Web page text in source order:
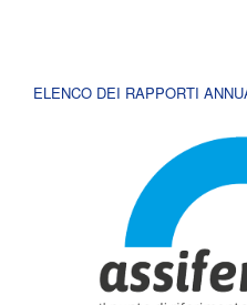
ELENCO DEI RAPPORTI